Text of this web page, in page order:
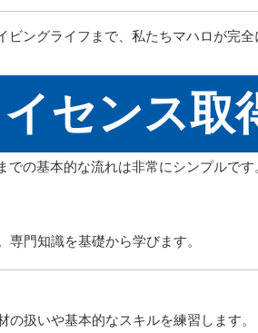
ングライフまで、私たちマハロが完全
センス取
の基本的な流れは非常にシンプルです
専門知識を基礎から学びます。
の扱いや基本的なスキルを練習します。